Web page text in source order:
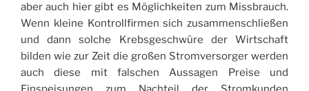
aber auch hier gibt es Möglichkeiten zum Missbrauch.
Wenn kleine Kontrollfirmen sich zusammenschließen
und dann solche Krebsgeschwüre der Wirtschaft
bilden wie zur Zeit die großen Stromversorger werden
auch diese mit falschen Aussagen Preise und